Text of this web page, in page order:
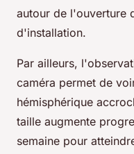
autour de l'ouverture
d'installation.
Par ailleurs,
caméra permet de
hémisphérique
taille augmente
semaine pour